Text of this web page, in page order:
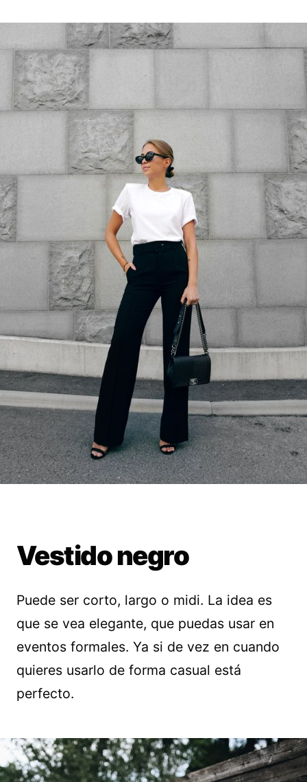
Vestido negro
Puede ser corto, largo o midi. La idea es
que se vea elegante, que puedas usar en
eventos formales. Ya si de vez en cuando
quieres usarlo de forma casual está
perfecto.